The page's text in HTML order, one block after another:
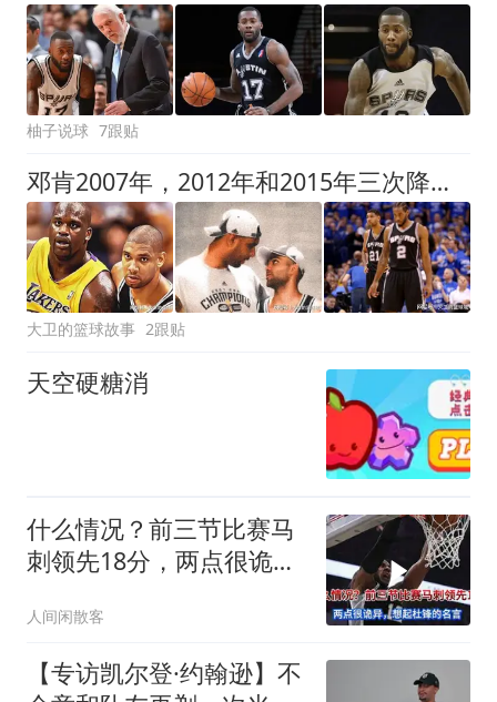
柚子说球 7跟贴
邓肯2007年，2012年和2015年三次降薪，后来马刺成绩如何？
大卫的篮球故事 2跟贴
天空硬糖消
什么情况？前三节比赛马
刺领先18分，两点很诡
人间闲散客
【专访凯尔登·约翰逊】不